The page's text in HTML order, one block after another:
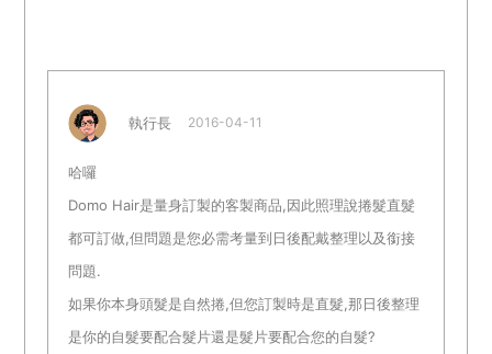
執行長 2016-04-11
哈囉
Domo Hair是量身訂製的客製商品,因此照理說捲髮直髮
都可訂做,但問題是您必需考量到日後配戴整理以及銜接
問題.
如果你本身頭髮是自然捲,但您訂製時是直髮,那日後整理
是你的自髮要配合髮片還是髮片要配合您的自髮?